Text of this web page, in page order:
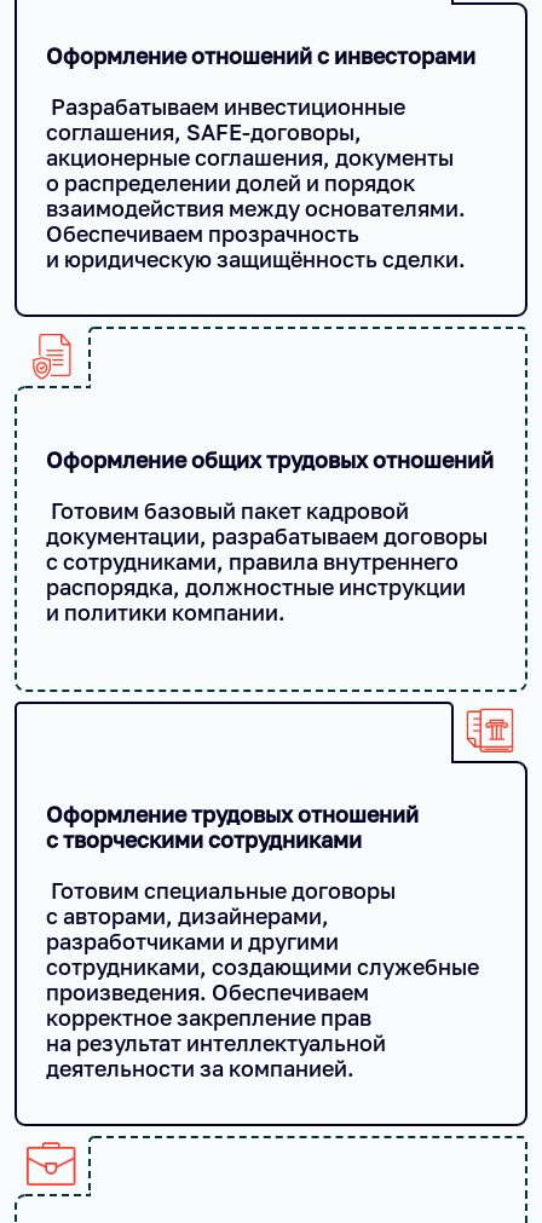
Оформление отношений с инвесторами
Разрабатываем инвестиционные
соглашения, SAFE-договоры,
акционерные соглашения, документы
о распределении долей и порядок
взаимодействия между основателями.
Обеспечиваем прозрачность
и юридическую защищённость сделки.
Оформление общих трудовых отношений
Готовим базовый пакет кадровой
документации, разрабатываем договоры
с сотрудниками, правила внутреннего
распорядка, должностные инструкции
и политики компании.
Оформление трудовых отношений
с творческими сотрудниками
Готовим специальные договоры
с авторами, дизайнерами,
разработчиками и другими
сотрудниками, создающими служебные
произведения. Обеспечиваем
корректное закрепление прав
на результат интеллектуальной
деятельности за компанией.